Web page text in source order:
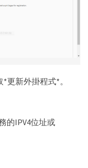
更新外掛程式*。
的IPV4位址或